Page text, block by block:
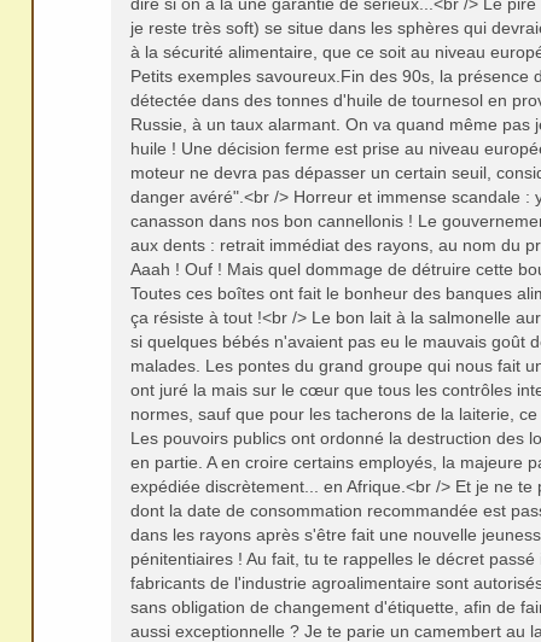
je reste très soft) se situe dans les sphères qui
à la sécurité alimentaire, que ce soit au niveau
Petits exemples savoureux.Fin des 90s, la présence
détectée dans des tonnes d'huile de tournesol en
Russie, à un taux alarmant. On va quand même pas
huile ! Une décision ferme est prise au niveau
moteur ne devra pas dépasser un certain seuil,
danger avéré".<br /> Horreur et immense scandale :
canasson dans nos bon cannellonis ! Le
aux dents : retrait immédiat des rayons, au nom du
Aaah ! Ouf ! Mais quel dommage de détruire cette
Toutes ces boîtes ont fait le bonheur des banques
ça résiste à tout !<br /> Le bon lait à la salmonelle
si quelques bébés n'avaient pas eu le mauvais goût
malades. Les pontes du grand groupe qui nous fait
ont juré la mais sur le cœur que tous les contrôles
normes, sauf que pour les tacherons de la laiterie,
Les pouvoirs publics ont ordonné la destruction des
en partie. A en croire certains employés, la majeure
expédiée discrètement... en Afrique.<br /> Et je ne te
dont la date de consommation recommandée est
dans les rayons après s'être fait une nouvelle
pénitentiaires ! Au fait, tu te rappelles le décret
fabricants de l'industrie agroalimentaire sont
sans obligation de changement d'étiquette, afin de
aussi exceptionnelle ? Je te parie un camembert au